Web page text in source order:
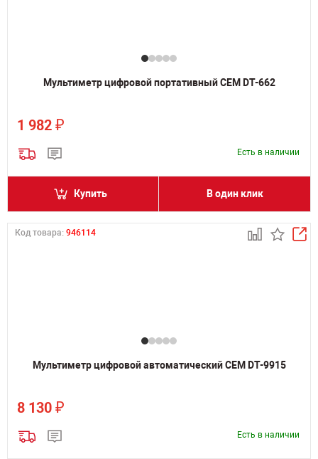
Мультиметр цифровой портативный CEM DT-662
1 982 ₽
Есть в наличии
Купить В один клик
Код товара: 946114
Мультиметр цифровой автоматический CEM DT-9915
8 130 ₽
Есть в наличии